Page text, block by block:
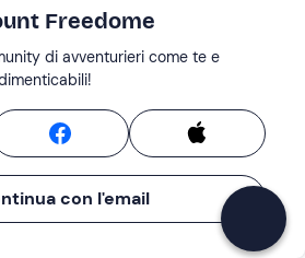
in barca nel
inbarca nell’Area Marina
è un’idea originale e molto
la natura e il mare. Con una gita
Freedome
di avventurieri come te e
con l'email